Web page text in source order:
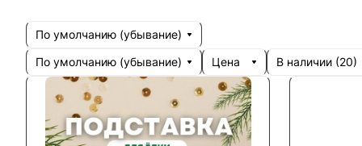
По умолчанию (убывание)
По умолчанию (убывание)
Цена В наличии (20)